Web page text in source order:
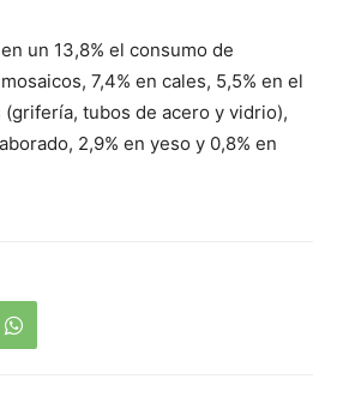
un 13,8% el consumo de
7,4% en cales, 5,5% en el
tubos de acero y vidrio),
2,9% en yeso y 0,8% en